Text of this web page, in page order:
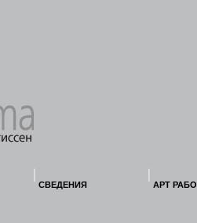
СВЕДЕНИЯ АРТ